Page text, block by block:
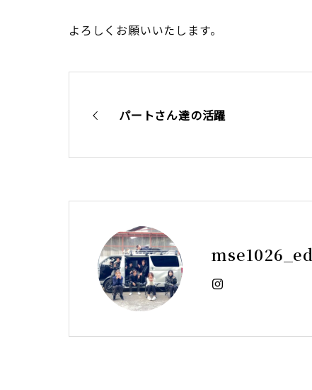
よろしくお願いいたします。
パートさん達の活躍
mse1026_ed